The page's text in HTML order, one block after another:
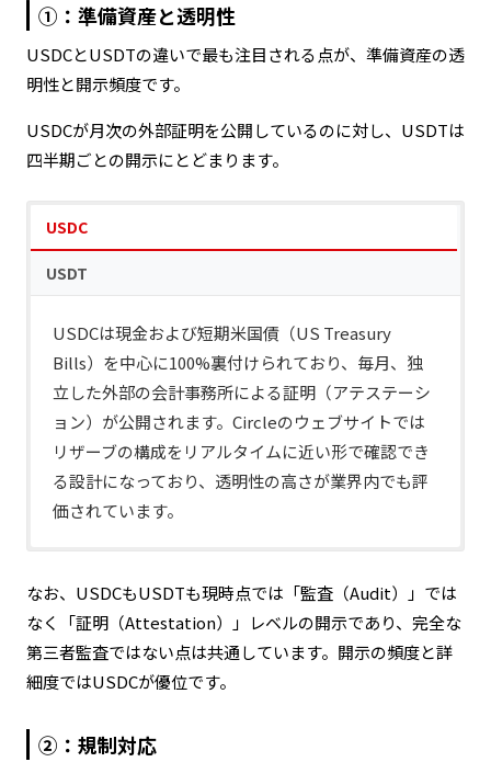
①：準備資産と透明性
USDCとUSDTの違いで最も注目される点が、準備資産の透
明性と開示頻度です。
USDCが月次の外部証明を公開しているのに対し、USDTは
四半期ごとの開示にとどまります。
USDC
USDT
USDCは現金および短期米国債（US Treasury
Bills）を中心に100%裏付けられており、毎月、独
立した外部の会計事務所による証明（アテステーシ
ョン）が公開されます。Circleのウェブサイトでは
リザーブの構成をリアルタイムに近い形で確認でき
る設計になっており、透明性の高さが業界内でも評
価されています。
ーパー（短期社債）・デジタル資産など複数の資産
で構成されています。四半期ごとに開示は行われて
いるものの、詳細な内訳についてはUSDCと比べて
不透明だという批判を受けることがありました。
リザーブに関する虚偽申告があったとして4,100万ド
なお、USDCもUSDTも現時点では「監査（Audit）」では
なく「証明（Attestation）」レベルの開示であり、完全な
第三者監査ではない点は共通しています。開示の頻度と詳
細度ではUSDCが優位です。
②：規制対応